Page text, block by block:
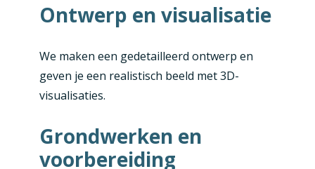
Ontwerp en visualisatie
We maken een gedetailleerd ontwerp en
geven je een realistisch beeld met 3D-
visualisaties.
Grondwerken en
voorbereiding